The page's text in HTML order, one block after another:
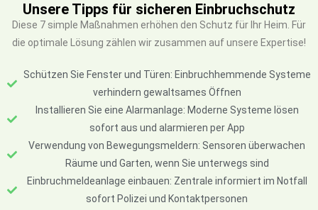
Unsere Tipps für sicheren Einbruchschutz
Diese 7 simple Maßnahmen erhöhen den Schutz für Ihr Heim. Für
die optimale Lösung zählen wir zusammen auf unsere Expertise!
Schützen Sie Fenster und Türen: Einbruchhemmende Systeme
verhindern gewaltsames Öffnen
Installieren Sie eine Alarmanlage: Moderne Systeme lösen
sofort aus und alarmieren per App
Verwendung von Bewegungsmeldern: Sensoren überwachen
Räume und Garten, wenn Sie unterwegs sind
Einbruchmeldeanlage einbauen: Zentrale informiert im Notfall
sofort Polizei und Kontaktpersonen